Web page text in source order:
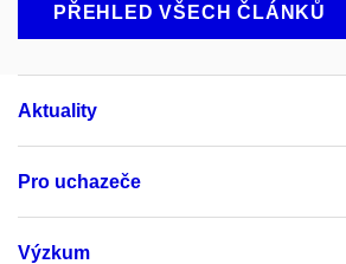
PŘEHLED VŠECH ČLÁNKŮ
Aktuality
Pro uchazeče
Výzkum